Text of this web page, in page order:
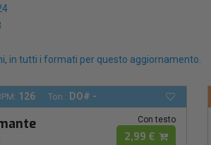
in tutti i formati per questo aggiornamento.
126 Ton.: DO# -
Con testo
2,99 €